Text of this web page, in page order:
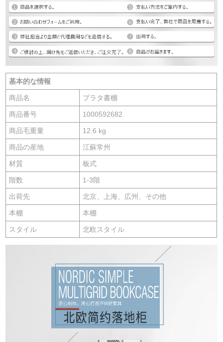
基本的な情報
商品名 プラタ書棚
商品番号 1000592682
商品毛重量 12.6 kg
商品の産地 江蘇常州
材質 板式
階数 1-3階
出荷先 北京、上海、広州、その他
本棚 本棚
スタイル 北欧スタイル